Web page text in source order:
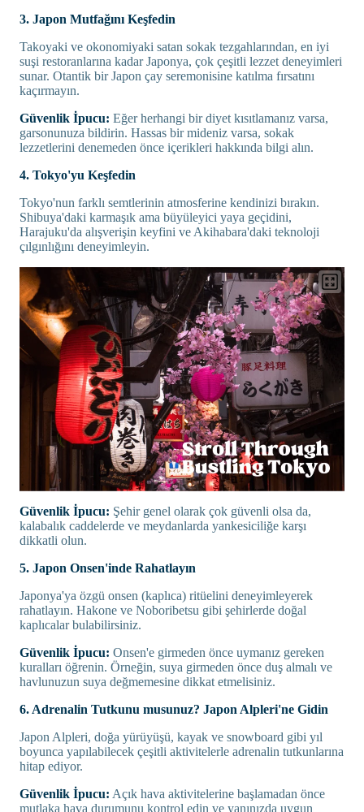
3. Japon Mutfağını Keşfedin
Takoyaki ve okonomiyaki satan sokak tezgahlarından, en iyi
suşi restoranlarına kadar Japonya, çok çeşitli lezzet deneyimleri
sunar. Otantik bir Japon çay seremonisine katılma fırsatını
kaçırmayın.
Güvenlik İpucu: Eğer herhangi bir diyet kısıtlamanız varsa,
garsonunuza bildirin. Hassas bir mideniz varsa, sokak
lezzetlerini denemeden önce içerikleri hakkında bilgi alın.
4. Tokyo'yu Keşfedin
Tokyo'nun farklı semtlerinin atmosferine kendinizi bırakın.
Shibuya'daki karmaşık ama büyüleyici yaya geçidini,
Harajuku'da alışverişin keyfini ve Akihabara'daki teknoloji
çılgınlığını deneyimleyin.
Güvenlik İpucu: Şehir genel olarak çok güvenli olsa da,
kalabalık caddelerde ve meydanlarda yankesiciliğe karşı
dikkatli olun.
5. Japon Onsen'inde Rahatlayın
Japonya'ya özgü onsen (kaplıca) ritüelini deneyimleyerek
rahatlayın. Hakone ve Noboribetsu gibi şehirlerde doğal
kaplıcalar bulabilirsiniz.
Güvenlik İpucu: Onsen'e girmeden önce uymanız gereken
kuralları öğrenin. Örneğin, suya girmeden önce duş almalı ve
havlunuzun suya değmemesine dikkat etmelisiniz.
6. Adrenalin Tutkunu musunuz? Japon Alpleri'ne Gidin
Japon Alpleri, doğa yürüyüşü, kayak ve snowboard gibi yıl
boyunca yapılabilecek çeşitli aktivitelerle adrenalin tutkunlarına
hitap ediyor.
Güvenlik İpucu: Açık hava aktivitelerine başlamadan önce
mutlaka hava durumunu kontrol edin ve yanınızda uygun